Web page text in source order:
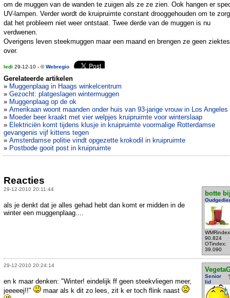
om de muggen van de wanden te zuigen als ze ze zien. Ook hangen er
UV-lampen. Verder wordt de kruipruimte constant drooggehouden om te
dat het probleem niet weer ontstaat. Twee derde van de muggen is nu
verdwenen.
Overigens leven steekmuggen maar een maand en brengen ze geen ziektes
over.
ledi 29-12-10 - ©Webregio
Gerelateerde artikelen
» Muggenplaag in Haags winkelcentrum
» Gezocht: platgeslagen wintermuggen
» Muggenplaag op de ok
» Amerikaan woont maanden onder huis van 93-jarige vrouw in Los Angeles
» Moeder beer kraakt met vier welpjes kruipruimte voor winterslaap
» Elektriciën komt tijdens klusje in kruipruimte voormalige Rotterdamse
gevangenis vijf kittens tegen
» Amsterdamse politie vindt opgezette krokodil in kruipruimte
» Postbode gooit post in kruipruimte
Reacties
29-12-2010 20:11:44
botte
90.824
OTindex:
39.090
als je denkt dat je alles gehad hebt dan komt er midden in de
winter een muggenplaag....
29-12-2010 20:24:14
Senior
lid
en k maar denken: "Winter! eindelijk ff geen steekvliegen meer,
jeeeeej!!"
maar als k dit zo lees, zit k er toch flink naast